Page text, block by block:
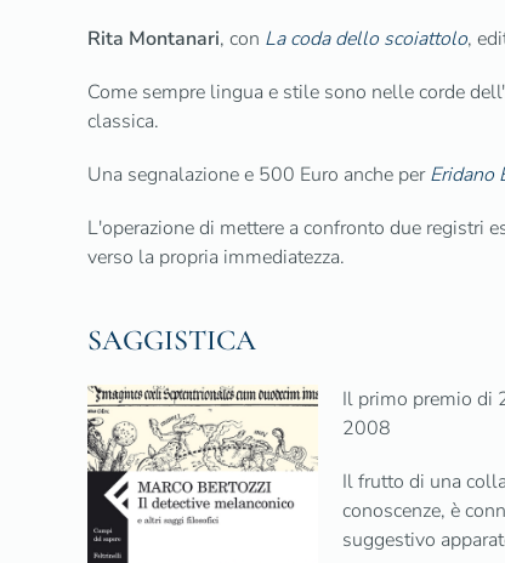
Rita Montanari, con La coda dello scoiattolo,
Come sempre lingua e stile sono nelle corde
classica.
Una segnalazione e 500 Euro anche perEridano
L'operazione di mettere a confronto due registri
verso la propria immediatezza.
SAGGISTICA
Il primo premio di
2008
Il frutto di una
conoscenze, è
suggestivo